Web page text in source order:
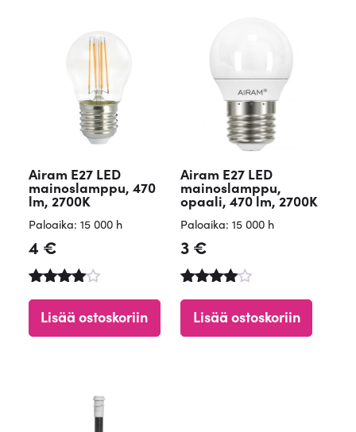
Airam E27 LED
mainoslamppu, 470
lm, 2700K
Paloaika: 15 000 h
4 €
tuotteest
4.60
Lisää ostoskoriin
Airam E27 LED
mainoslamppu,
opaali, 470 lm, 2700K
Paloaika: 15 000 h
3€
tuotteesta
4.71
Lisää ostoskoriin